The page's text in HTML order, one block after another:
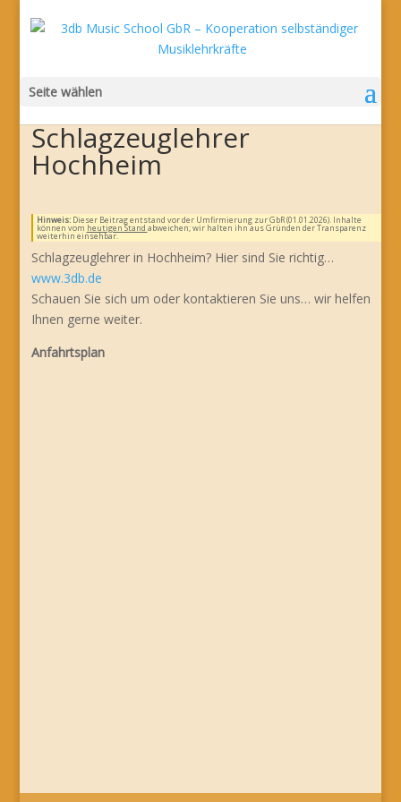
Seite wählen
Schlagzeuglehrer
Hochheim
Hinweis:Dieser Beitrag entstand vor der Umfirmierung zur GbR (01.01.2026). Inhalte
können vom heutigen Stand abweichen; wir halten ihn aus Gründen der Transparenz
weiterhin einsehbar.
Schlagzeuglehrer in Hochheim? Hier sind Sie richtig…
www.3db.de
Schauen Sie sich um oder kontaktieren Sie uns… wir helfen
Ihnen gerne weiter.
Anfahrtsplan